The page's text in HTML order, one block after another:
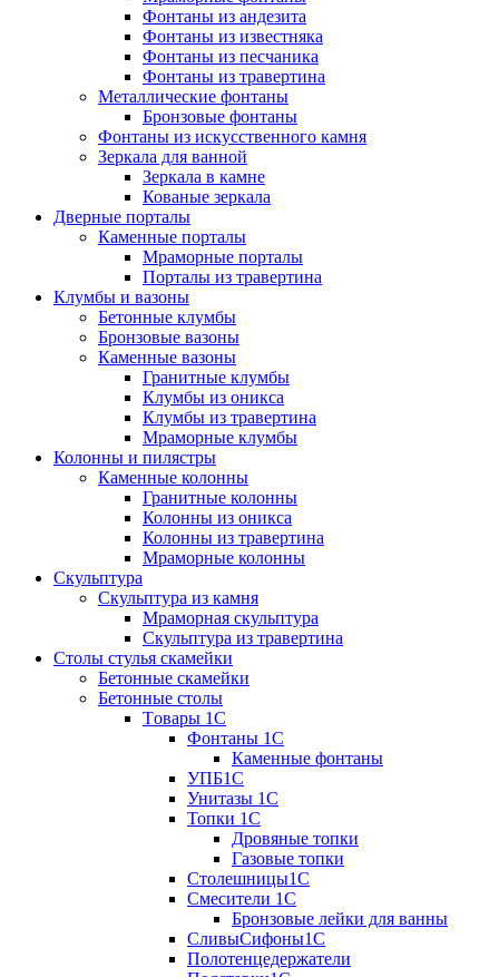
Фонтаны из андезита
Фонтаны из известняка
Фонтаны из песчаника
Фонтаны из травертина
Металлические фонтаны
Бронзовые фонтаны
Фонтаны из искусственного камня
Зеркала для ванной
Зеркала в камне
Кованые зеркала
Дверные порталы
Каменные порталы
Мраморные порталы
Порталы из травертина
Клумбы и вазоны
Бетонные клумбы
Бронзовые вазоны
Каменные вазоны
Гранитные клумбы
Клумбы из оникса
Клумбы из травертина
Мраморные клумбы
Колонны и пилястры
Каменные колонны
Гранитные колонны
Колонны из оникса
Колонны из травертина
Мраморные колонны
Скульптура
Скульптура из камня
Мраморная скульптура
Скульптура из травертина
Столы стулья скамейки
Бетонные скамейки
Бетонные столы
Tовары 1C
Фонтаны 1C
Каменные фонтаны
УПБ1С
Унитазы 1С
Топки 1С
Дровяные топки
Газовые топки
Столешницы1С
Смесители 1С
Бронзовые лейки для ванны
СливыСифоны1С
Полотенцедержатели